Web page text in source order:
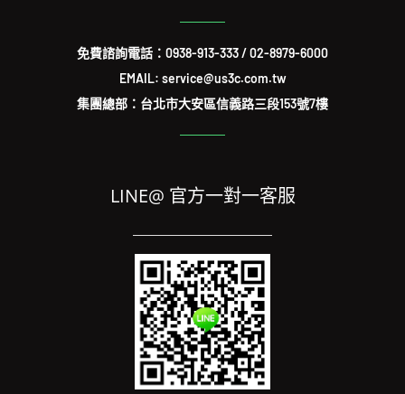
免費諮詢電話： 0938-913-333/02-8979-6000
EMAIL: service@us3c.com.tw
集團總部：台北市大安區信義路三段153號7樓
LINE@ 官方一對一客服